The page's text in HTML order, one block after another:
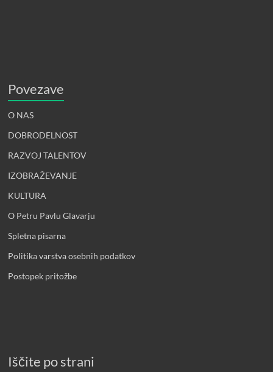
Povezave
O NAS
DOBRODELNOST
RAZVOJ TALENTOV
IZOBRAŽEVANJE
KULTURA
O Petru Pavlu Glavarju
Spletna pisarna
Politika varstva osebnih podatkov
Postopek pritožbe
Iščite po strani